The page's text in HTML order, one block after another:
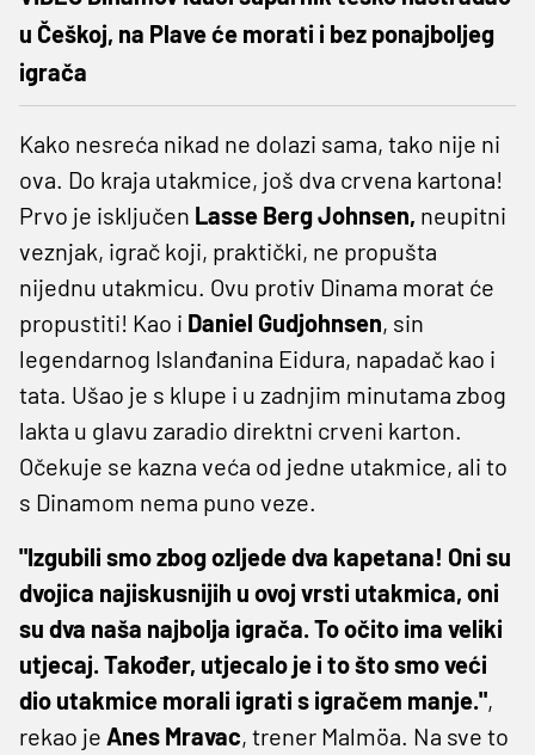
u Češkoj, na Plave će morati i bez ponajboljeg
igrača
Kako nesreća nikad ne dolazi sama, tako nije ni
ova. Do kraja utakmice, još dva crvena kartona!
Prvo je isključen Lasse Berg Johnsen, neupitni
veznjak, igrač koji, praktički, ne propušta
nijednu utakmicu. Ovu protiv Dinama morat će
propustiti! Kao i Daniel Gudjohnsen, sin
legendarnog Islanđanina Eidura, napadač kao i
tata. Ušao je s klupe i u zadnjim minutama zbog
lakta u glavu zaradio direktni crveni karton.
Očekuje se kazna veća od jedne utakmice, ali to
s Dinamom nema puno veze.
"Izgubili smo zbog ozljede dva kapetana! Oni su
dvojica najiskusnijih u ovoj vrsti utakmica, oni
su dva naša najbolja igrača. To očito ima veliki
utjecaj. Također, utjecalo je i to što smo veći
dio utakmice morali igrati s igračem manje.",
rekao je Anes Mravac, trener Malmöa. Na sve to